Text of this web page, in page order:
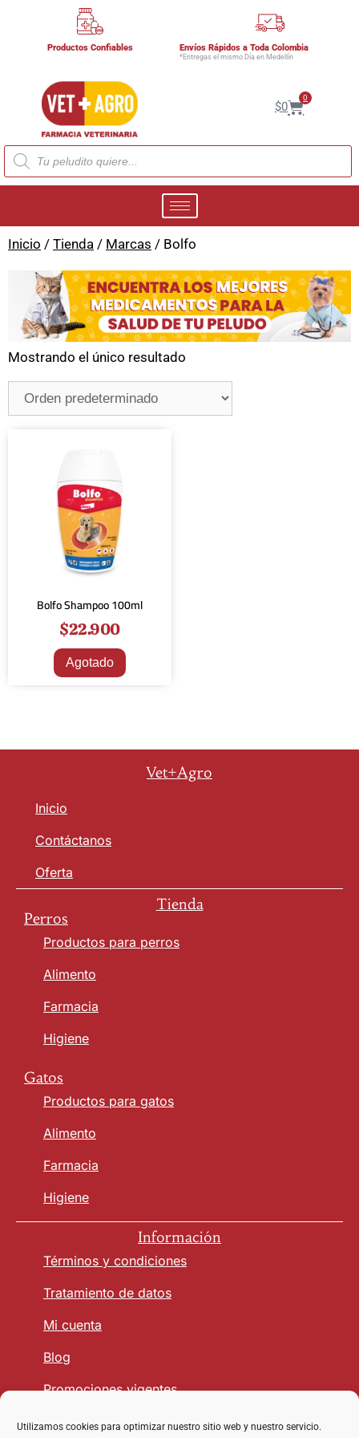
Utilizamos cookies para optimizar nuestro sitio web y nuestro servicio.
Productos Confiables Envíos Rápidos a Toda Colombia
*Entregas el mismo Día en Medellín
$0
0
Inicio / Tienda / Marcas / Bolfo
Mostrando el único resultado
Bolfo Shampoo 100ml
$22.900
Agotado
Vet+Agro
Inicio
Contáctanos
Oferta
Tienda
Perros
Productos para perros
Alimento
Farmacia
Higiene
Gatos
Productos para gatos
Alimento
Farmacia
Higiene
Información
Términos y condiciones
Tratamiento de datos
Mi cuenta
Blog
Promociones vigentes
Seguridad y Confianza